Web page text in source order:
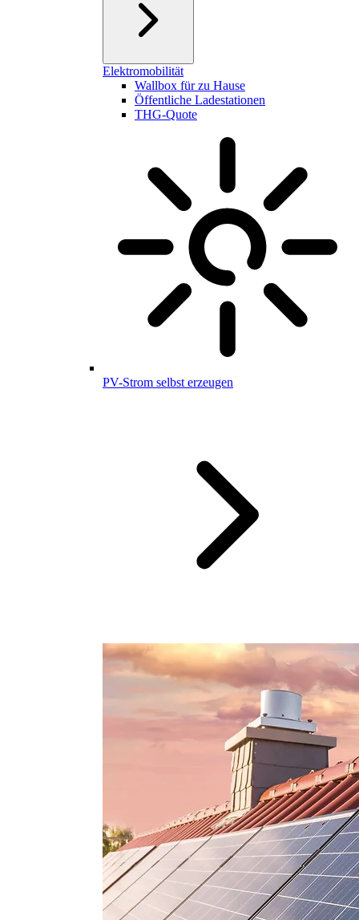
Elektromobilität
Wallbox für zu Hause
Öffentliche Ladestationen
THG-Quote
PV-Strom selbst erzeugen